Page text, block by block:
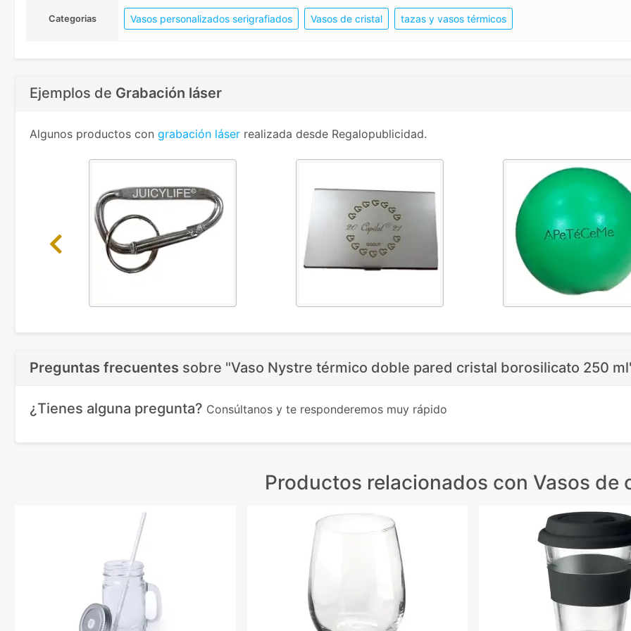
Categorias Vasos personalizados serigrafiados Vasos de cristal tazas y vasos térmicos
Ejemplos de Grabación láser
Algunos productos con grabación láser realizada desde Regalopublicidad.
Previous
Preguntas frecuentes sobre "Vaso Nystre térmico doble pared cristal borosilicato 250
¿Tienes alguna pregunta? Consúltanos y te responderemos muy rápido
Productos relacionados con Vasos de